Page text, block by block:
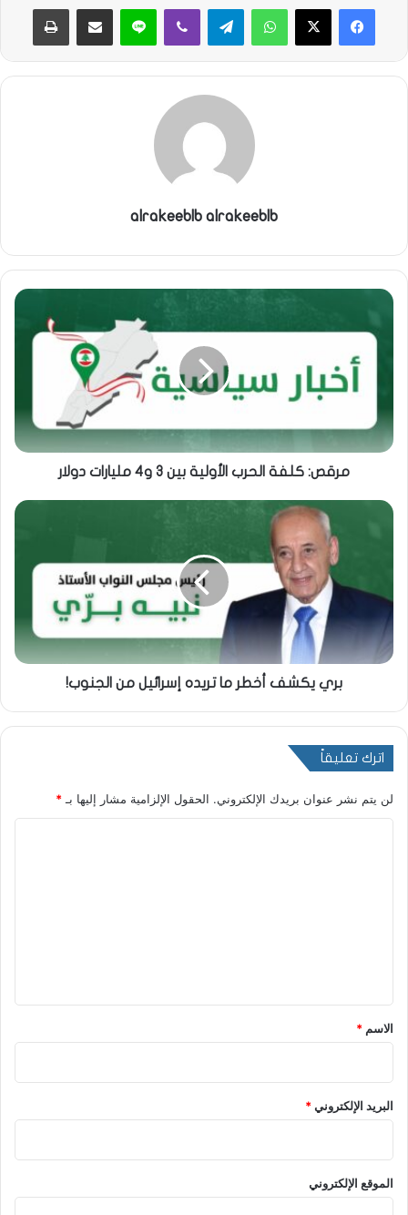
واتساب تيلقرام ڤايبر لاين مشاركة عبر البريد طباعة
alrakeeblb alrakeeblb
مرقص: كلفة الحرب الأولية بين 3 و4 مليارات دولار
بري يكشف أخطر ما تريده إسرائيل من الجنوب!
اترك تعليقاً
لن يتم نشر عنوان بريدك الإلكتروني. الحقول الإلزامية مشار إليها بـ*
*
الاسم *
البريد الإلكتروني*
الموقع الإلكتروني